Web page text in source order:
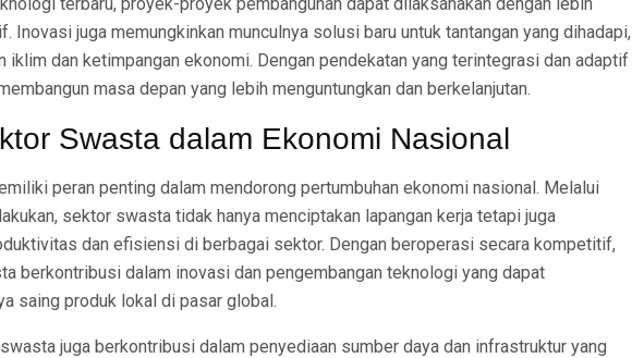
Inovasi juga memungkinkan munculnya solusi baru untuk tantangan yang dihadapi,
iklim dan ketimpangan ekonomi. Dengan pendekatan yang terintegrasi dan adaptif
masa depan yang lebih menguntungkan dan berkelanjutan.
Swasta dalam Ekonomi Nasional
peran penting dalam mendorong pertumbuhan ekonomi nasional. Melalui
sektor swasta tidak hanya menciptakan lapangan kerja tetapi juga
dan efisiensi di berbagai sektor. Dengan beroperasi secara kompetitif,
berkontribusi dalam inovasi dan pengembangan teknologi yang dapat
saing produk lokal di pasar global.
juga berkontribusi dalam penyediaan sumber daya dan infrastruktur yang